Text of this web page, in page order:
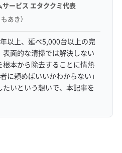
ービス エタククミ代表
あき）
以上、延べ5,000台以上の完
面的な清掃では解決しない
本から除去することに情熱
に頼めばいいかわからない」
いという想いで、本記事を